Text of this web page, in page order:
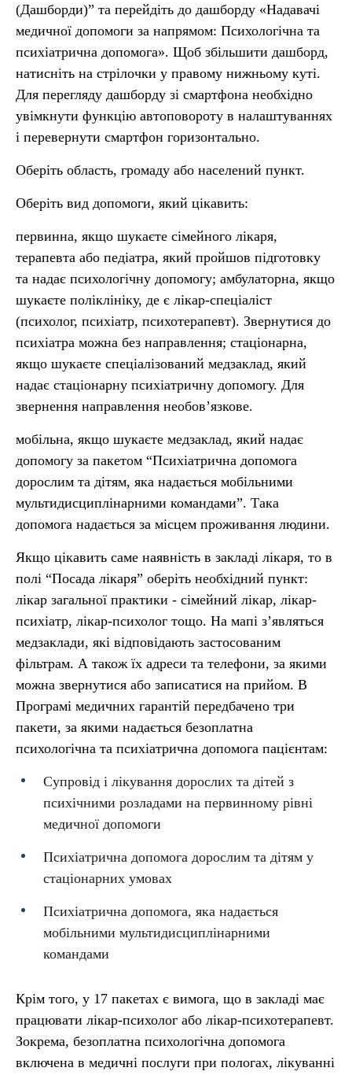
(Дашборди)” та перейдіть до дашборду «Надавачі
медичної допомоги за напрямом: Психологічна та
психіатрична допомога». Щоб збільшити дашборд,
натисніть на стрілочки у правому нижньому куті.
Для перегляду дашборду зі смартфона необхідно
увімкнути функцію автоповороту в налаштуваннях
і перевернути смартфон горизонтально.
Оберіть область, громаду або населений пункт.
Оберіть вид допомоги, який цікавить:
первинна, якщо шукаєте сімейного лікаря,
терапевта або педіатра, який пройшов підготовку
та надає психологічну допомогу; амбулаторна, якщо
шукаєте поліклініку, де є лікар-спеціаліст
(психолог, психіатр, психотерапевт). Звернутися до
психіатра можна без направлення; стаціонарна,
якщо шукаєте спеціалізований медзаклад, який
надає стаціонарну психіатричну допомогу. Для
звернення направлення необов’язкове.
мобільна, якщо шукаєте медзаклад, який надає
допомогу за пакетом “Психіатрична допомога
дорослим та дітям, яка надається мобільними
мультидисциплінарними командами”. Така
допомога надається за місцем проживання людини.
Якщо цікавить саме наявність в закладі лікаря, то в
полі “Посада лікаря” оберіть необхідний пункт:
лікар загальної практики - сімейний лікар, лікар-
психіатр, лікар-психолог тощо. На мапі з’являться
медзаклади, які відповідають застосованим
фільтрам. А також їх адреси та телефони, за якими
можна звернутися або записатися на прийом. В
Програмі медичних гарантій передбачено три
пакети, за якими надається безоплатна
психологічна та психіатрична допомога пацієнтам:
Супровід і лікування дорослих та дітей з
психічними розладами на первинному рівні
медичної допомоги
Психіатрична допомога дорослим та дітям у
стаціонарних умовах
Психіатрична допомога, яка надається
мобільними мультидисциплінарними
командами
Крім того, у 17 пакетах є вимога, що в закладі має
працювати лікар-психолог або лікар-психотерапевт.
Зокрема, безоплатна психологічна допомога
включена в медичні послуги при пологах, лікуванні